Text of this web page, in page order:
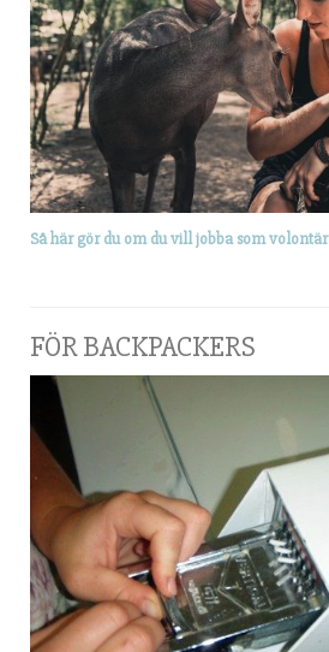
Så här gör du om du vill jobba som volontär
FÖR BACKPACKERS